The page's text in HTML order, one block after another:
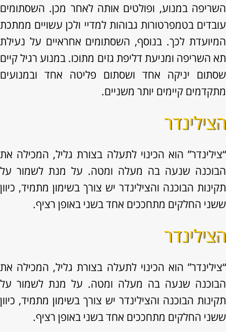
השריפה במנוע, ופולטים אותה לאחר מכן. השסתומים
עובדים בטמפרטורות גבוהות למדיי ולכן עשויים ממתכת
המיועדת לכך. בנוסף, השסתומים אחראיים על נעילת
תא השריפה ומניעת דליפת גזים מתוכו. במנוע רגיל קיים
שסתום יניקה אחד ושסתום פליטה אחד ובמנועים
מתקדמים קיימים יותר משניים.
הצילינדר
“צילינדר” הוא הכינוי לתעלה בצורת גליל, המכילה את
הבוכנה שנעה בה מעלה ומטה. על מנת לשמור על
תקינות הבוכנה והצילינדר יש צורך בשימון מתמיד, כיוון
ששני החלקים מתחככים אחד בשני באופן רציף.
הצילינדר
“צילינדר” הוא הכינוי לתעלה בצורת גליל, המכילה את
הבוכנה שנעה בה מעלה ומטה. על מנת לשמור על
תקינות הבוכנה והצילינדר יש צורך בשימון מתמיד, כיוון
ששני החלקים מתחככים אחד בשני באופן רציף.